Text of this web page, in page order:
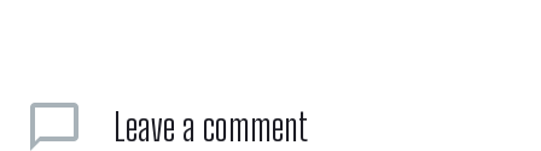
Leave a comment